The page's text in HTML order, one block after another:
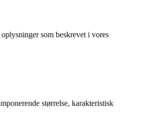
som beskrevet i vores
størrelse, karakteristisk